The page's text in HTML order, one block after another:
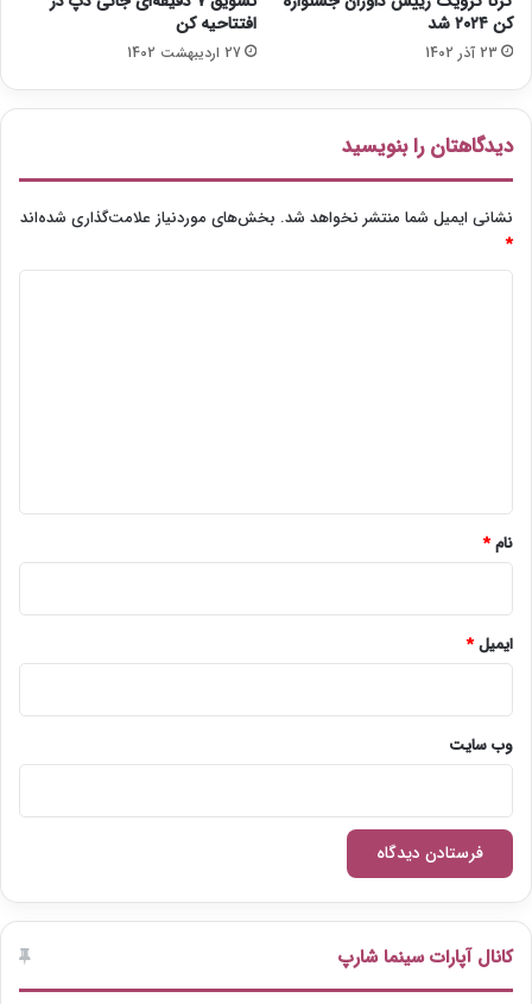
کن ۲۰۲۴ شد
23 آذر 1402
افتتاحیه کن
27 اردیبهشت 1402
دیدگاهتان را بنویسید
نشانی ایمیل شما منتشر نخواهد شد. بخش‌های موردنیاز علامت‌گذاری شده‌اند
*
نام*
ایمیل*
وب‌ سایت
کانال آپارات سینما شارپ